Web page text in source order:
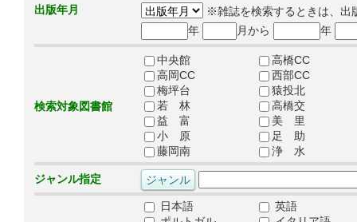
出版年月
※雑誌を検索するときは、出
年
月から 年
検索対象図書館
中央館
高橋CC
高岡CC
西部CC
梅坪台
猿投北
若 林
高橋交
益 富
美 里
小 原
足 助
藤岡南
浄 水
ジャンル指定
日本語
英語